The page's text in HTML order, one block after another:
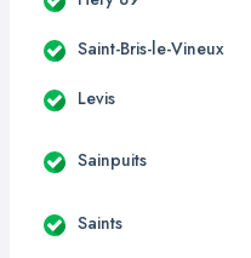
Saint-Bris-le-Vineux
Levis
Sainpuits
Saints